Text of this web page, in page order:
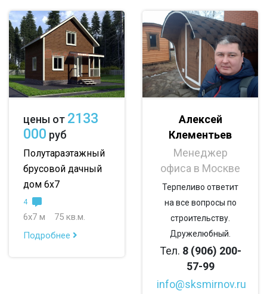
По опциям:
с балконом с верандой с террасой
с эркером с котельной
с санузлом с туалетом
с беседкой с двумя входами
цены от 2133
000 руб
Полутараэтажный
брусовой дачный
дом 6х7
4
6х7 м
75 кв.м.
Подробнее
Алексей
Клементьев
Менеджер
офиса в Москве
Терпеливо ответит
на все вопросы по
строительству.
Дружелюбный.
Тел. 8 (906) 200-
57-99
info@sksmirnov.ru